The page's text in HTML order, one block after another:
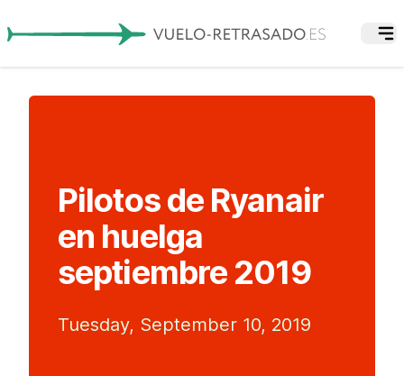
Pilotos de Ryanair
en huelga
septiembre 2019
Tuesday, September 10, 2019